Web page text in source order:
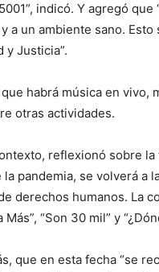
indicó. Y agregó
a un ambiente sano.
y Justicia”.
habrá música en
otras actividades.
reflexionó sobre
la pandemia, se volverá a
derechos humanos. La
“Son 30 mil” y
que en esta fecha “se